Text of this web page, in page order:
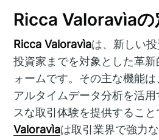
Ricca Valoravìaの
Ricca Valoravìaは、新しい
投資家までを対象とした革
ォームです。その主な機能
アルタイムデータ分析を活
スな取引体験を提供すること
Valoravìaは取引業界で強力